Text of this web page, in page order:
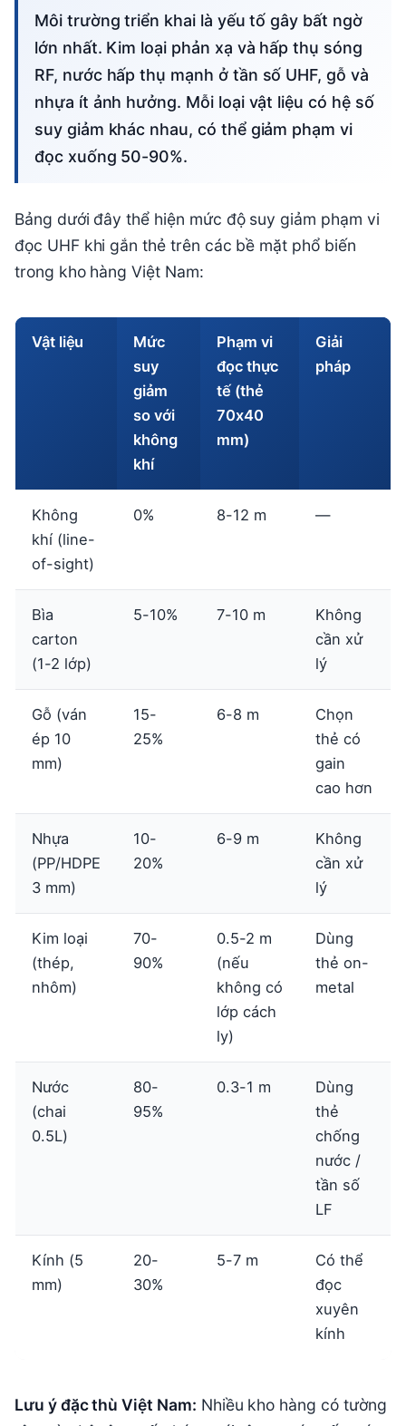
Môi trường triển khai là yếu tố gây bất ngờ
lớn nhất. Kim loại phản xạ và hấp thụ sóng
RF, nước hấp thụ mạnh ở tần số UHF, gỗ và
nhựa ít ảnh hưởng. Mỗi loại vật liệu có hệ số
suy giảm khác nhau, có thể giảm phạm vi
đọc xuống 50-90%.
Bảng dưới đây thể hiện mức độ suy giảm phạm vi
đọc UHF khi gắn thẻ trên các bề mặt phổ biến
trong kho hàng Việt Nam:
Vật liệu
Mức
suy
giảm
so với
không
khí
Phạm vi
đọc thực
tế (thẻ
70x40
mm)
Giải
pháp
Không
khí (line-
of-sight)
0% 8-12 m —
Bìa
carton
(1-2 lớp)
5-10% 7-10 m
Không
cần xử
lý
Gỗ (ván
ép 10
mm)
15-
25%
6-8 m
Chọn
thẻ có
gain
cao hơn
Nhựa
(PP/HDPE
3 mm)
10-
20%
6-9 m
Không
cần xử
lý
Kim loại
(thép,
nhôm)
70-
90%
0.5-2 m
(nếu
không có
lớp cách
ly)
Dùng
thẻ on-
metal
Nước
(chai
0.5L)
80-
95%
0.3-1 m
Dùng
thẻ
chống
nước /
tần số
LF
Kính (5
mm)
20-
30%
5-7 m
Có thể
đọc
xuyên
kính
Lưu ý đặc thù Việt Nam: Nhiều kho hàng có tường